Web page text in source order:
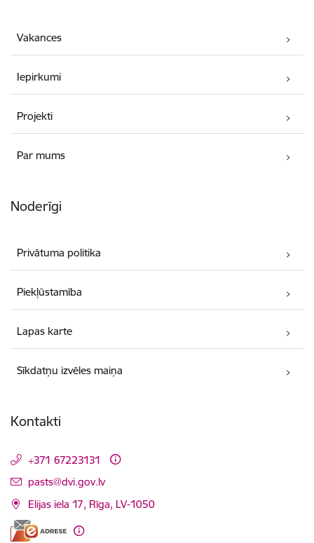
Vakances
Iepirkumi
Projekti
Par mums
Noderīgi
Privātuma politika
Piekļūstamība
Lapas karte
Sīkdatņu izvēles maiņa
Kontakti
+371 67223131
E-pasts:
pasts@dvi.gov.lv
Elijas iela 17, Rīga, LV-1050